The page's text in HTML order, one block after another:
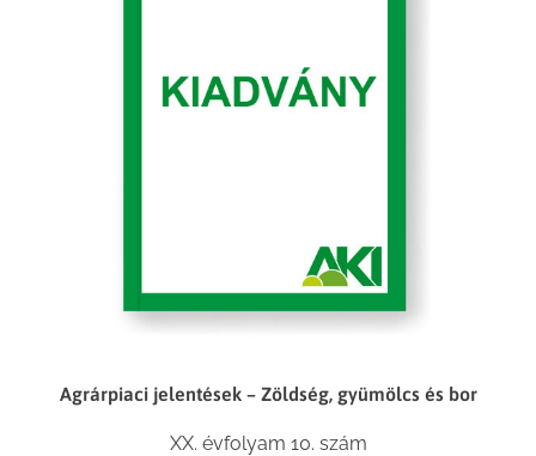
Agrárpiaci jelentések – Zöldség, gyümölcs és bor
XX. évfolyam 10. szám